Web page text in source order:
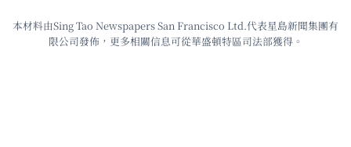
本材料由Sing Tao Newspapers San Francisco Ltd.代表星島新聞集團有
限公司發佈，更多相關信息可從華盛頓特區司法部獲得。